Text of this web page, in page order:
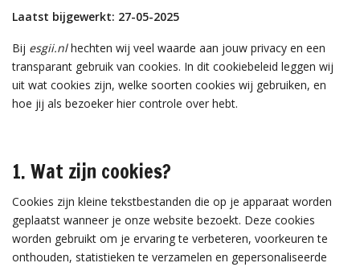
Laatst bijgewerkt: 27-05-2025
Bij esgii.nlhechten wij veel waarde aan jouw privacy en een
transparant gebruik van cookies. In dit cookiebeleid leggen wij
uit wat cookies zijn, welke soorten cookies wij gebruiken, en
hoe jij als bezoeker hier controle over hebt.
1. Wat zijn cookies?
Cookies zijn kleine tekstbestanden die op je apparaat worden
geplaatst wanneer je onze website bezoekt. Deze cookies
worden gebruikt om je ervaring te verbeteren, voorkeuren te
onthouden, statistieken te verzamelen en gepersonaliseerde